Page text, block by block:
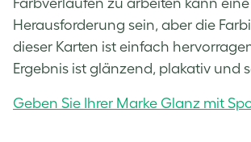
Farbverläufen zu arbeiten kann
Herausforderung sein, aber die
dieser Karten ist einfach
Ergebnis ist glänzend, plakativ und
Geben Sie Ihrer Marke Glanz mit